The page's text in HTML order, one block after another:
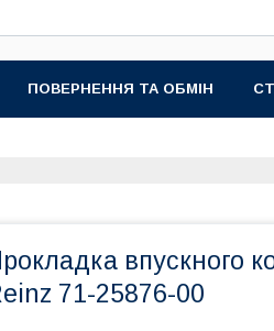
ПОВЕРНЕННЯ ТА ОБМІН
впускного
71-25876-00